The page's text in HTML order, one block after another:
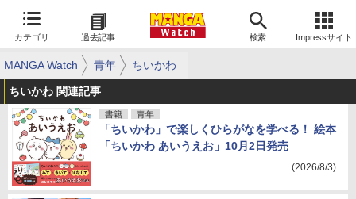
カテゴリ 過去記事 検索 Impressサイト
MANGA Watch 青年 ちいかわ
ちいかわ 関連記事
書籍 青年
「ちいかわ」で楽しくひらがなを学べる！ 絵本
「ちいかわ あいうえお」10月2日発売
(2026/8/3)